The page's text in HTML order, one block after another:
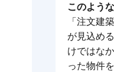
このよう
「注文建
が見込め
けではな
った物件